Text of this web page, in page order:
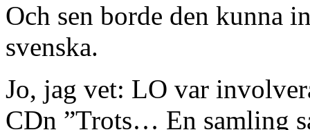
Och sen borde den kunna
svenska.
Jo, jag vet: LO var
CDn ”Trots… En samling